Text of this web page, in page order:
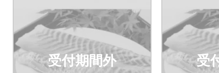
受付期間外 受